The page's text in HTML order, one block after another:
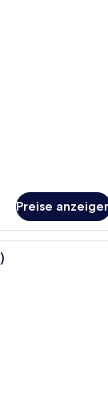
Preise
Schlafzimmer